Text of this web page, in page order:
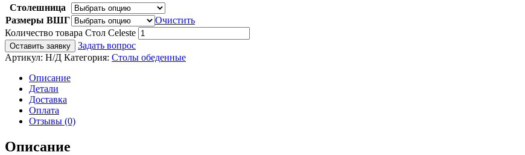
Столешница
Размеры ВШГ
Очистить
Количество товара Стол Celeste
Оставить заявку
Задать вопрос
Артикул: Н/Д Категория: Столы обеденные
Описание
Детали
Доставка
Оплата
Отзывы (0)
Описание